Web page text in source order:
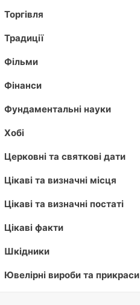
Торгівля
Традиції
Фільми
Фінанси
Фундаментальні науки
Хобі
Церковні та святкові дати
Цікаві та визначні місця
Цікаві та визначні постаті
Цікаві факти
Шкідники
Ювелірні вироби та прикраси